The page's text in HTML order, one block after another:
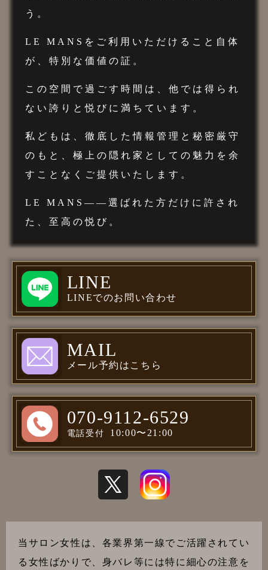
う。
LE MANSをご利用いただけること自体
が、特別な価値の証。
この空間で過ごす時間は、他では得られ
ない誇りと悦びに満ちています。
私どもは、徹底した情報管理と秘密厳守
のもと、極上の隠れ家としての魅力を余
すことなくご提供いたします。
LE MANS――選ばれた方だけに許され
た、至高の悦び。
LINE
LINEでのお問い合わせ
MAIL
メール予約はこちら
070-9112-6529
電話受付 10:00〜21:00
当サロン女性は、各業界第一線でご活躍されてい
る女性ばかりで、身バレ等には特に細心の注意を